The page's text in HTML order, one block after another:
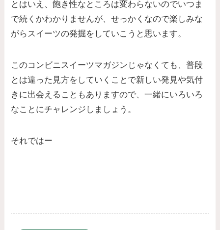
とはいえ、飽き性なところは変わらないのでいつま
で続くかわかりませんが、せっかくなので楽しみな
がらスイーツの発掘をしていこうと思います。
このコンビニスイーツマガジンじゃなくても、普段
とは違った見方をしていくことで新しい発見や気付
きに出会えることもありますので、一緒にいろいろ
なことにチャレンジしましょう。
それではー